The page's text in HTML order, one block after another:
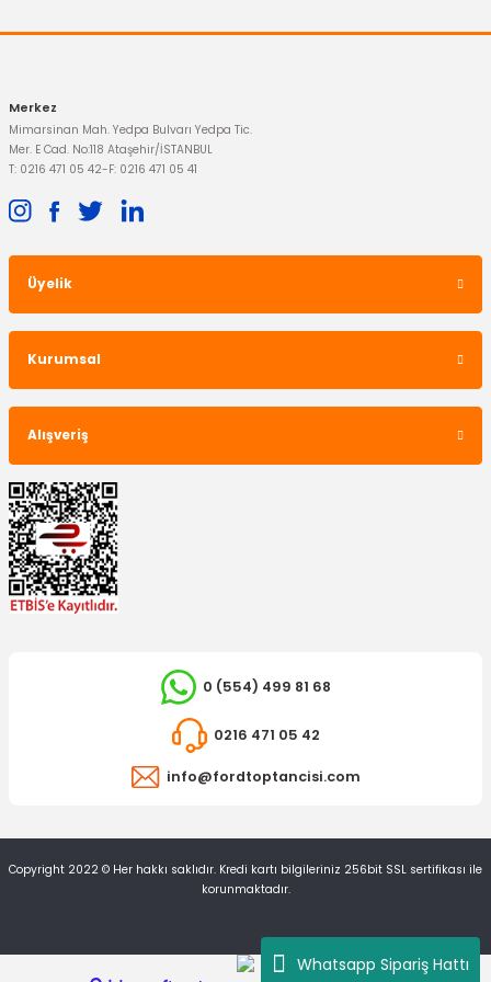
Whatsapp Sipariş Hattı
FTE
Debriyaj Rulmanı Bilyası Mondeo Kuga Tdci
TÜKENDİ
Hava Filtresi Mondeo
1.589,04 TL
Hava Filtresi Mondeo
651,10 TL
TÜKENDİ
Merkez
Mimarsinan Mah. Yedpa Bulvarı Yedpa Tic.
Mer. E Cad. No:118 Ataşehir/İSTANBUL
T: 0216 471 05 42-F: 0216 471 05 41
Üyelik
Kurumsal
Alışveriş
0 (554) 499 81 68
0216 471 05 42
info@fordtoptancisi.com
Copyright 2022 © Her hakkı saklıdır. Kredi kartı bilgileriniz 256bit SSL sertifikası ile
korunmaktadır.